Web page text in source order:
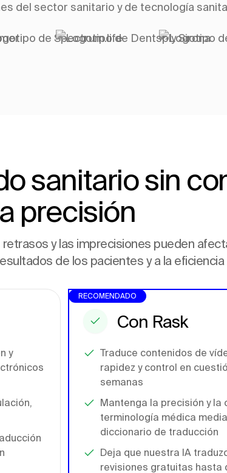
del sector sanitario y de tecnología
sanitario sin
precisión
y las imprecisiones pueden
de los pacientes y a la
y
Con Rask
Traduce contenidos de
rapidez y control en
semanas
Mantenga la precisión y la
terminología médica
diccionario de traducción
Deja que nuestra IA
revisiones gratuitas hasta
RECOMENDADO